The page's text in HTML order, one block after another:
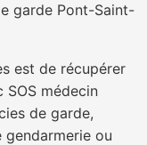
garde Pont-Saint-
est de récupérer
SOS médecin
de garde,
ou